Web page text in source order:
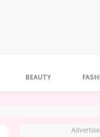
BEAUTY